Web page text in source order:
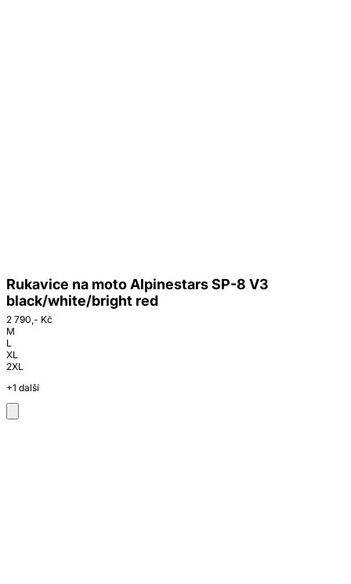
Rukavice na moto Alpinestars SP-8 V3
black/white/bright red
2 790,- Kč
M
L
XL
2XL
+1 další